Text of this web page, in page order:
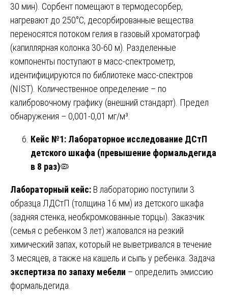
30 мин). Сорбент помещают в термодесорбер,
нагревают до 250°C, десорбированные вещества
переносятся потоком гелия в газовый хроматограф
(капиллярная колонка 30-60 м). Разделенные
компоненты поступают в масс-спектрометр,
идентифицируются по библиотеке масс-спектров
(NIST). Количественное определение – по
калибровочному графику (внешний стандарт). Предел
обнаружения – 0,001-0,01 мг/м³.
Кейс №1: Лабораторное исследование ДСтП
детского шкафа (превышение формальдегида
в 8 раз)🦠
Лабораторный кейс: В лабораторию поступили 3
образца ЛДСтП (толщина 16 мм) из детского шкафа
(задняя стенка, необкромкованные торцы). Заказчик
(семья с ребенком 3 лет) жаловался на резкий
химический запах, который не выветривался в течение
3 месяцев, а также на кашель и сыпь у ребенка. Задача
экспертиза по запаху мебели – определить эмиссию
формальдегида.